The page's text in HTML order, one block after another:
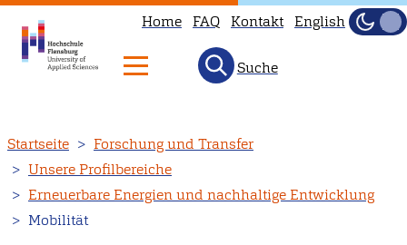
zum
Inhalt
Home FAQ Kontakt English
Hell
Suche
Startseite
Forschung und Transfer
Unsere Profilbereiche
Erneuerbare Energien und nachhaltige Entwicklung
Mobilität